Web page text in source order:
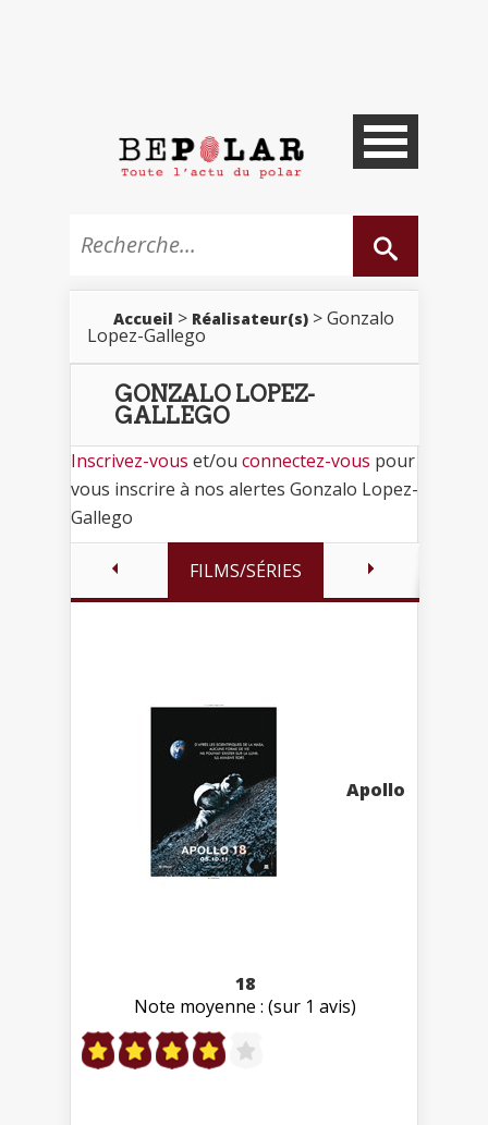
Accueil > Réalisateur(s) > Gonzalo
Lopez-Gallego
GONZALO LOPEZ-
GALLEGO
Inscrivez-vous et/ou connectez-vous pour
vous inscrire à nos alertes Gonzalo Lopez-
Gallego
FILMS/SÉRIES
Apollo
18
Note moyenne : (sur 1 avis)